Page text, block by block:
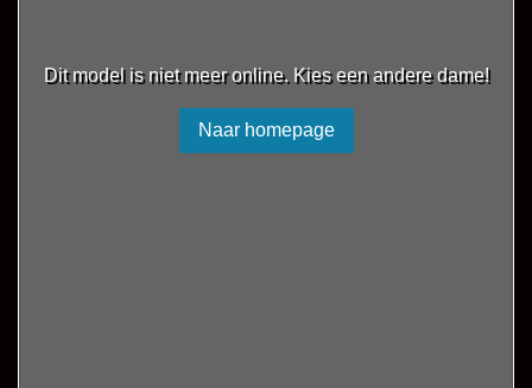
Dit model is niet meer online. Kies een andere dame!
Naar homepage